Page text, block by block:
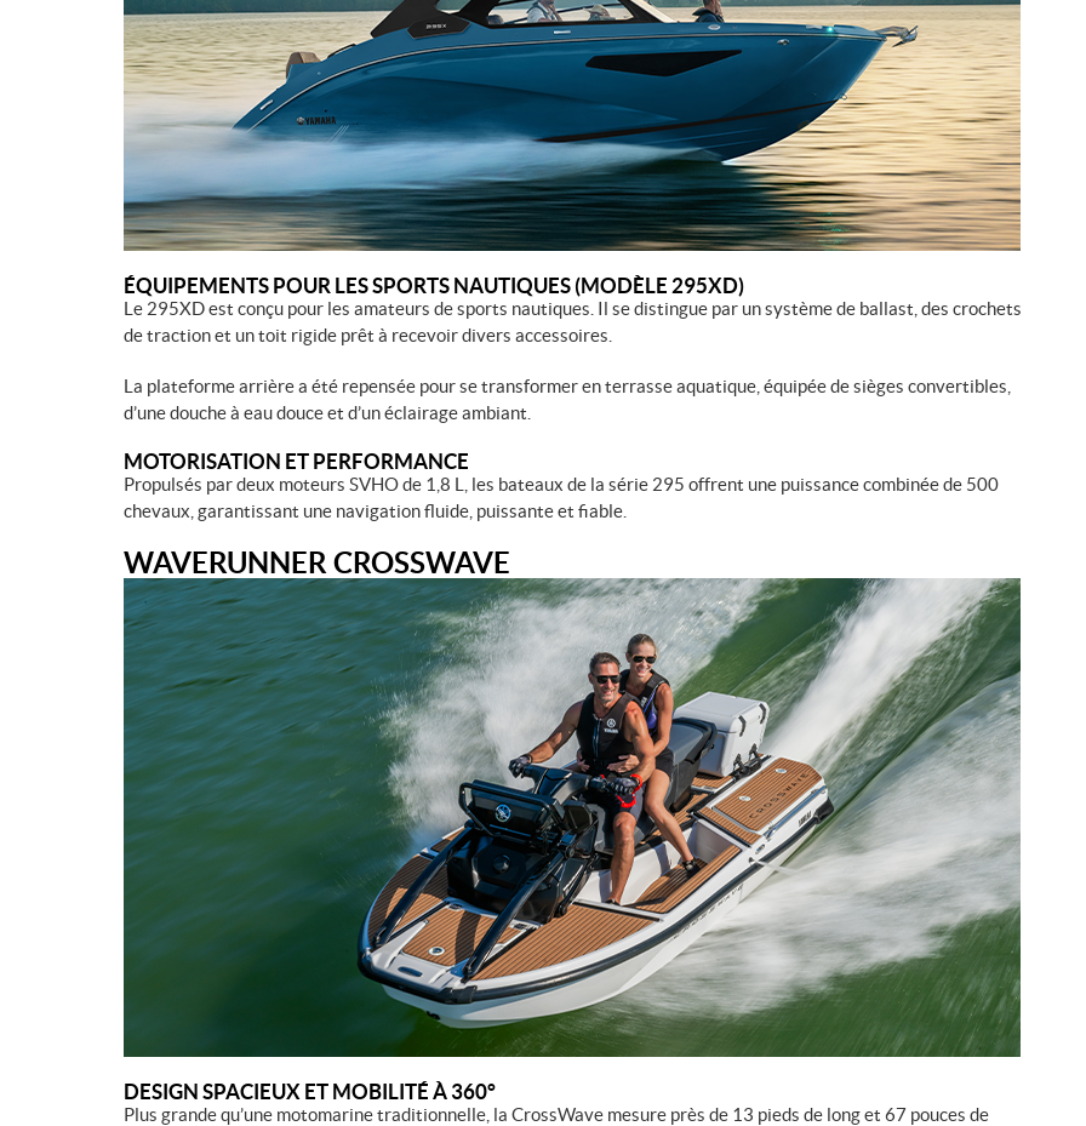
ÉQUIPEMENTS POUR LES SPORTS NAUTIQUES (MODÈLE 295XD)
Le 295XD est conçu pour les amateurs de sports nautiques. Il se distingue par un système de ballast, des crochets
de traction et un toit rigide prêt à recevoir divers accessoires.
La plateforme arrière a été repensée pour se transformer en terrasse aquatique, équipée de sièges convertibles,
d’une douche à eau douce et d’un éclairage ambiant.
MOTORISATION ET PERFORMANCE
Propulsés par deux moteurs SVHO de 1,8 L, les bateaux de la série 295 offrent une puissance combinée de 500
chevaux, garantissant une navigation fluide, puissante et fiable.
WAVERUNNER CROSSWAVE
DESIGN SPACIEUX ET MOBILITÉ À 360°
Plus grande qu’une motomarine traditionnelle, la CrossWave mesure près de 13 pieds de long et 67 pouces de